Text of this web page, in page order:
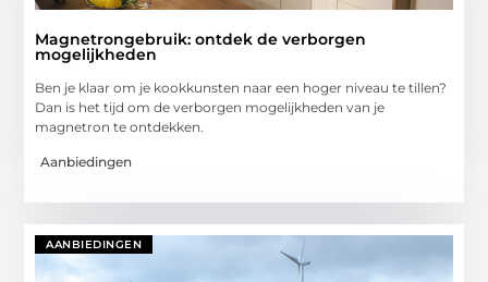
Magnetrongebruik: ontdek de verborgen
mogelijkheden
Ben je klaar om je kookkunsten naar een hoger niveau te tillen?
Dan is het tijd om de verborgen mogelijkheden van je
magnetron te ontdekken.
Aanbiedingen
AANBIEDINGEN